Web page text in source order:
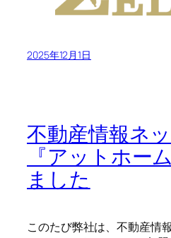
2025年12月1日
不動産情報ネ
『アットホー
ました
このたび弊社は、不動産情